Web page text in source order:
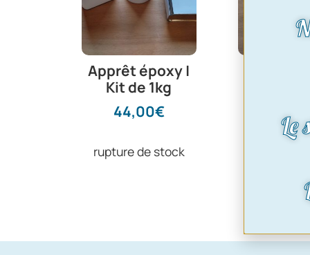
Apprêt époxy |
Kit de 1kg
44,00€
rupture de stock
vierge
19,20
Le